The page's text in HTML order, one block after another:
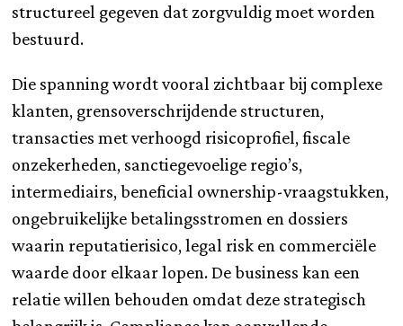
structureel gegeven dat zorgvuldig moet worden
bestuurd.
Die spanning wordt vooral zichtbaar bij complexe
klanten, grensoverschrijdende structuren,
transacties met verhoogd risicoprofiel, fiscale
onzekerheden, sanctiegevoelige regio’s,
intermediairs, beneficial ownership-vraagstukken,
ongebruikelijke betalingsstromen en dossiers
waarin reputatierisico, legal risk en commerciële
waarde door elkaar lopen. De business kan een
relatie willen behouden omdat deze strategisch